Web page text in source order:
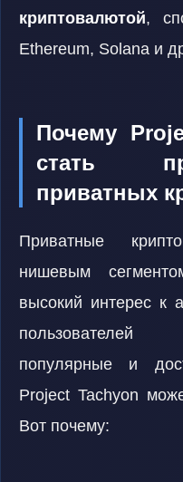
криптовалютой,
Ethereum, Solana и
Почему
стать
приватных
Приватные
нишевым
высокий интерес к
пользователей
популярные и
Project Tachyon
Вот почему: